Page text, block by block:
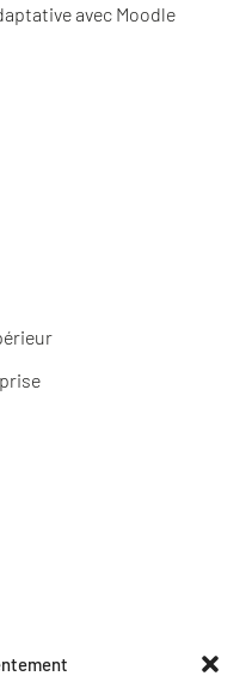
avec Moodle